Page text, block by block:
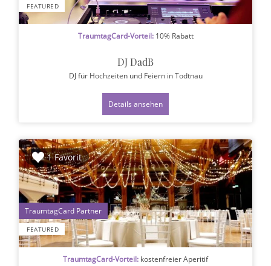
FEATURED
TraumtagCard-Vorteil:10% Rabatt
DJ DadB
DJ für Hochzeiten und Feiern in Todtnau
Details ansehen
1 Favorit
FEATURED
1
TraumtagCard-Vorteil: kostenfreier Aperitif